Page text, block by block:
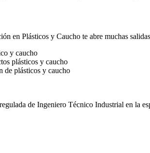
en Plásticos y Caucho te abre muchas
y caucho
plásticos y caucho
de plásticos y caucho
de Ingeniero Técnico Industrial en la